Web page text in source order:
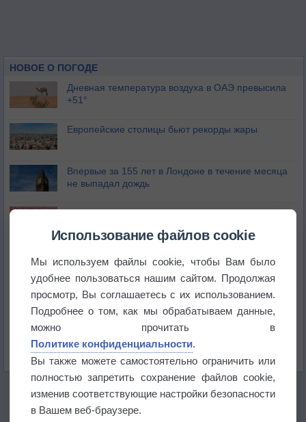
НОВОЕ О ПОГОДЕ
Дневная температура воздуха в ОАЭ превысила
+51°
Европейские столицы бьют рекорды жары
Впервые за 155 лет в Лондоне в течение месяца
не выпадал дождь
Лето продолжит щедро раздавать своё тепло!
Погода в Краснодаре 5 августа
Погода в Санкт-Петербурге 5 августа
Использование файлов cookie
Мы используем файлы cookie, чтобы Вам было
удобнее пользоваться нашим сайтом. Продолжая
просмотр, Вы соглашаетесь с их использованием.
Подробнее о том, как мы обрабатываем данные,
можно прочитать в
Политике конфиденциальности.
Вы также можете самостоятельно ограничить или
полностью запретить сохранение файлов cookie,
изменив соответствующие настройки безопасности
в Вашем веб-браузере.